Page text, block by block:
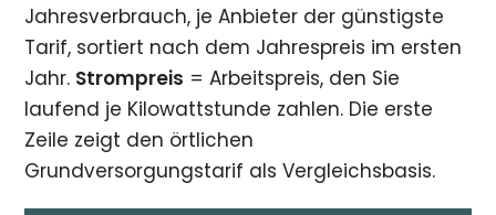
Jahresverbrauch, je Anbieter der günstigste
Tarif, sortiert nach dem Jahrespreis im ersten
Jahr. Strompreis = Arbeitspreis, den Sie
laufend je Kilowattstunde zahlen. Die erste
Zeile zeigt den örtlichen
Grundversorgungstarif als Vergleichsbasis.